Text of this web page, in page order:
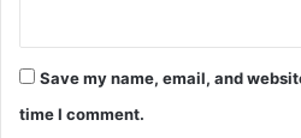
Save my name, email, and
time I comment.